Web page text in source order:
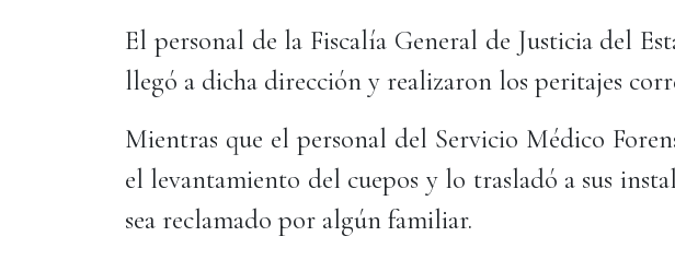
El personal de la Fiscalía General de Justicia del
llegó a dicha dirección y realizaron los peritajes
Mientras que el personal del Servicio Médico
el levantamiento del cuepos y lo trasladó a sus
sea reclamado por algún familiar.